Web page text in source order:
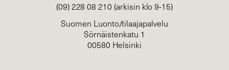
(09) 228 08 210 (arkisin klo 9-15)
Suomen Luonto/tilaajapalvelu
Sörnäistenkatu 1
00580 Helsinki